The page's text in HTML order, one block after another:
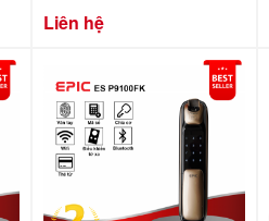
Liên hệ